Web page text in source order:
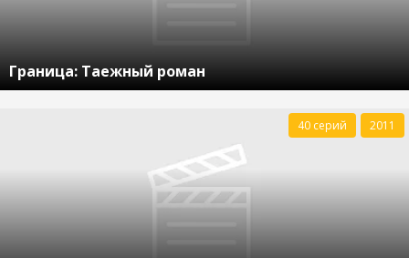
Граница: Таежный роман
40 серий 2011